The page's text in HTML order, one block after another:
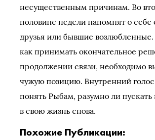
несущественным причинам. Во
половине недели напомнят о себе
друзья или бывшие
как принимать окончательное
продолжении связи, необходимо
чужую позицию. Внутренний голос
понять Рыбам, разумно ли
в свою жизнь снова.
Похожие Публикации: